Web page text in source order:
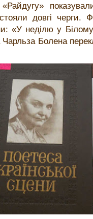
довгі черги.
«У неділю у
Болена